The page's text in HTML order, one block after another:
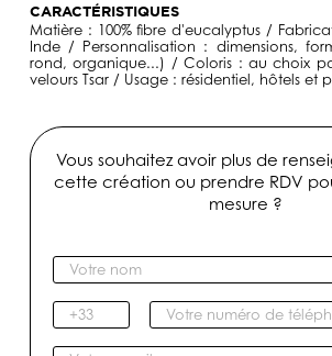
CARACTÉRISTIQUES
Matière : 100% fibre d'eucalyptus /
Inde / Personnalisation : dimensions,
rond, organique...) / Coloris : au choix
velours Tsar / Usage : résidentiel, hôtels et
Vous souhaitez avoir plus de
cette création ou prendre RDV
mesure ?
V
o
t
r
e
I
n
d
V
o
t